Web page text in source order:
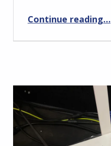
Continue reading“Tenda RX2 Pro – router Wifi 6”…